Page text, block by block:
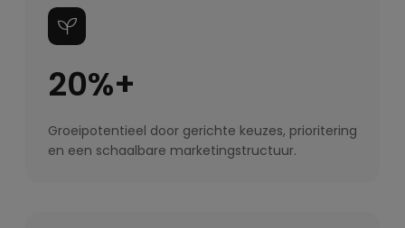
20%+
Groeipotentieel door gerichte keuzes, prioritering
en een schaalbare marketingstructuur.